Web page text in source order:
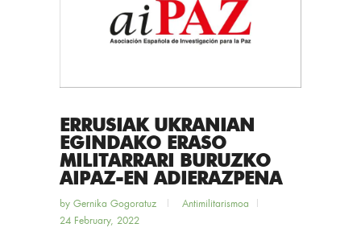
ERRUSIAK UKRANIAN
EGINDAKO ERASO
MILITARRARI BURUZKO
AIPAZ-EN ADIERAZPENA
by Gernika Gogoratuz
Antimilitarismoa
24 February, 2022